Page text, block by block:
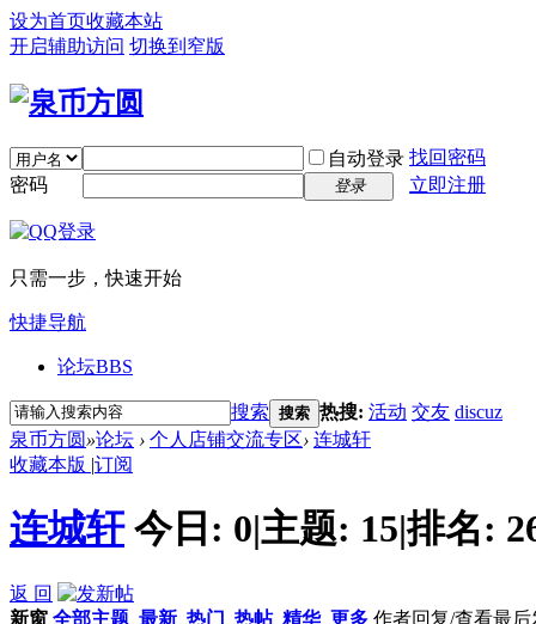
设为首页收藏本站
开启辅助访问 切换到窄版
自动登录 找回密码
密码
登录 立即注册
只需一步，快速开始
快捷导航
论坛BBS
搜索 搜索 热搜: 活动 交友 discuz
泉币方圆 »论坛 › 个人店铺交流专区› 连城轩
收藏本版 |订阅
连城轩 今日: 0|主题: 15|排名:
返 回
新窗 全部主题 最新 热门 热帖 精华 更多 作者回复/查看最后